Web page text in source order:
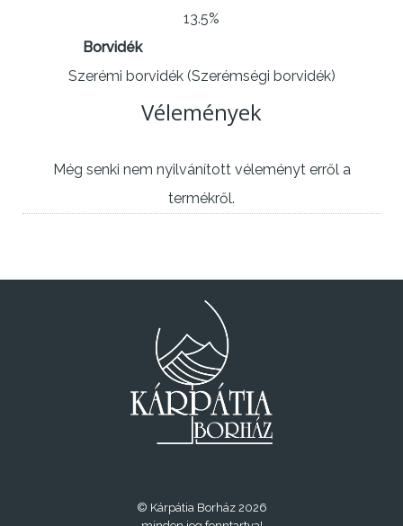
13.5%
Borvidék
Szerémi borvidék (Szerémségi borvidék)
Vélemények
Még senki nem nyilvánított véleményt erről a
termékről.
© Kárpátia Borház 2026